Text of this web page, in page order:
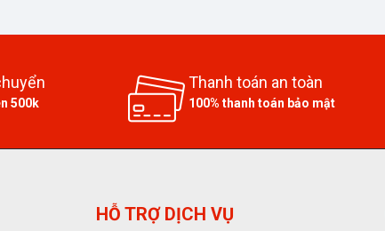
500k
Thanh toán an toàn
100% thanh toán bảo mật
HỖ TRỢ DỊCH VỤ